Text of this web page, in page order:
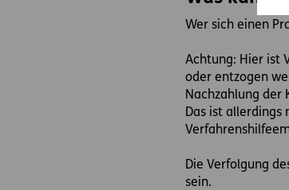
Wer sich einen
Achtung: Hier ist
oder entzogen
Nachzahlung der
Das ist allerdings
Die Verfolgung
sein.